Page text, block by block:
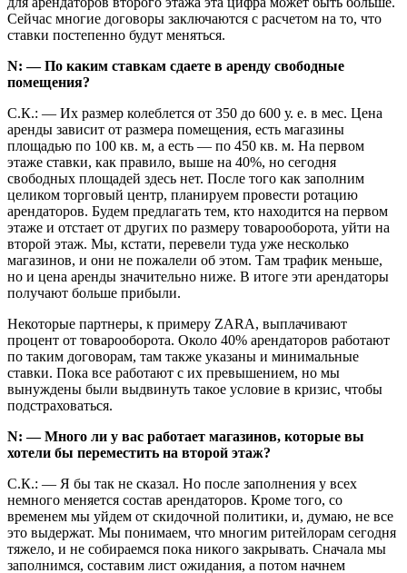
Сейчас многие договоры заключаются с расчетом на то, что
ставки постепенно будут меняться.
N: — По каким ставкам сдаете в аренду свободные
помещения?
С.К.: — Их размер колеблется от 350 до 600 у. е. в мес. Цена
аренды зависит от размера помещения, есть магазины
площадью по 100 кв. м, а есть — по 450 кв. м. На первом
этаже ставки, как правило, выше на 40%, но сегодня
свободных площадей здесь нет. После того как заполним
целиком торговый центр, планируем провести ротацию
арендаторов. Будем предлагать тем, кто находится на первом
этаже и отстает от других по размеру товарооборота, уйти на
второй этаж. Мы, кстати, перевели туда уже несколько
магазинов, и они не пожалели об этом. Там трафик меньше,
но и цена аренды значительно ниже. В итоге эти арендаторы
получают больше прибыли.
Некоторые партнеры, к примеру ZARA, выплачивают
процент от товарооборота. Около 40% арендаторов работают
по таким договорам, там также указаны и минимальные
ставки. Пока все работают с их превышением, но мы
вынуждены были выдвинуть такое условие в кризис, чтобы
подстраховаться.
N: — Много ли у вас работает магазинов, которые вы
хотели бы переместить на второй этаж?
С.К.: — Я бы так не сказал. Но после заполнения у всех
немного меняется состав арендаторов. Кроме того, со
временем мы уйдем от скидочной политики, и, думаю, не все
это выдержат. Мы понимаем, что многим ритейлорам сегодня
тяжело, и не собираемся пока никого закрывать. Сначала мы
заполнимся, составим лист ожидания, а потом начнем